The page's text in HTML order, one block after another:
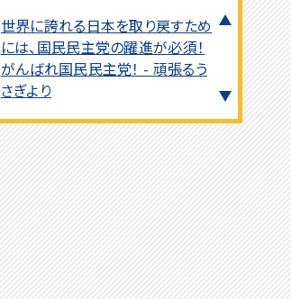
世界に誇れる日本を取り戻すため
には、国民民主党の躍進が必須！
がんばれ国民民主党！ - 頑張るう
さぎより